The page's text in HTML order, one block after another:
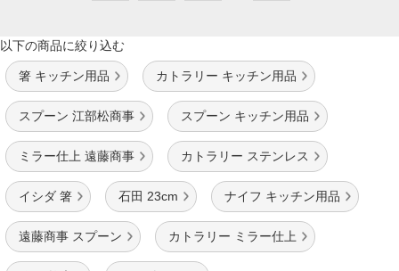
以下の商品に絞り込む
箸 キッチン用品 カトラリー キッチン用品
スプーン 江部松商事 スプーン キッチン用品
ミラー仕上 遠藤商事 カトラリー ステンレス
イシダ 箸 石田 23cm ナイフ キッチン用品
遠藤商事 スプーン カトラリー ミラー仕上